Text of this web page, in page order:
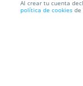
Pack 3 cursos
Al crear tu cuenta
política de cookies de